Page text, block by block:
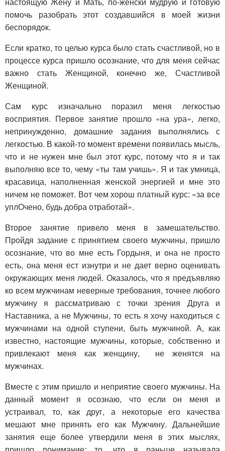
помочь разобрать этот создавшийся в моей жизни
беспорядок.
Если кратко, то целью курса было стать счастливой, но в
процессе курса пришло осознание, что для меня сейчас
важно стать Женщиной, конечно же, Счастливой
Женщиной.
Сам курс изначально поразил меня легкостью
восприятия. Первое занятие прошло «на ура», легко,
непринужденно, домашние задания выполнялись с
легкостью. В какой-то момент времени появилась мысль,
что и не нужен мне был этот курс, потому что я и так
выполняю все то, чему «ты там учишь». Я и так умница,
красавица, наполненная женской энергией и мне это
ничем не поможет. Вот чем хорош платный курс: «за все
уплОчено, будь добра отработай».
Второе занятие привело меня в замешательство.
Пройдя задание с принятием своего мужчины, пришло
осознание, что во мне есть Гордыня, и она не просто
есть, она меня ест изнутри и не дает верно оценивать
окружающих меня людей. Оказалось, что я предъявляю
ко всем мужчинам неверные требования, точнее любого
мужчину я рассматриваю с точки зрения Друга и
Наставника, а не Мужчины, то есть я хочу находиться с
мужчинами на одной ступени, быть мужчиной. А, как
известно, настоящие мужчины, которые, собственно и
привлекают меня как женщину, не женятся на
мужчинах.
Вместе с этим пришло и неприятие своего мужчины. На
данный момент я осознаю, что если он меня и
устраивал, то, как друг, а некоторые его качества
мешают мне принять его как Мужчину. Дальнейшие
занятия еще более утвердили меня в этих мыслях,